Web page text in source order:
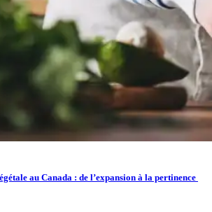
au Canada : de l’expansion à la pertinence